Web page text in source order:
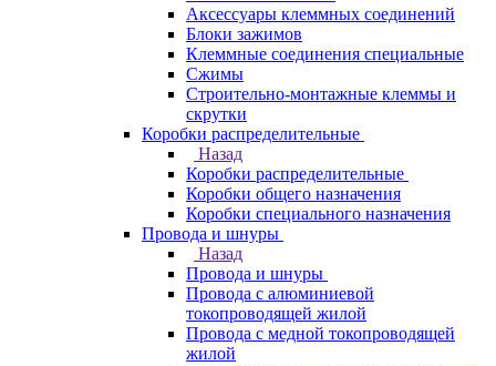
Аксессуары клеммных соединений
Блоки зажимов
Клеммные соединения специальные
Сжимы
Строительно-монтажные клеммы и
скрутки
Коробки распределительные
Назад
Коробки распределительные
Коробки общего назначения
Коробки специального назначения
Провода и шнуры
Назад
Провода и шнуры
Провода с алюминиевой
токопроводящей жилой
Провода с медной токопроводящей
жилой